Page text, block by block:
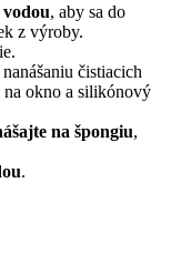
, aby sa do
z výroby.
čistiacich
na okno a silikónový
na špongiu,
.